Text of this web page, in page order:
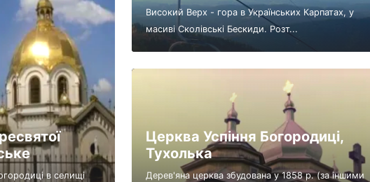
в селищі
Високий Верх - гора в Українських Карпатах, у
масиві Сколівські Бескиди. Розт...
Церква Успіння Богородиці,
Тухолька
Дерев'яна церква збудована у 1858 р. (за іншими